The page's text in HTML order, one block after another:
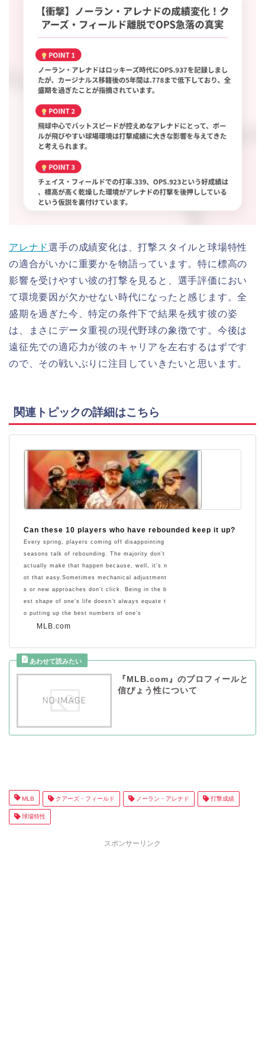
アレナド選手の成績変化は、打撃スタイルと球場特性
の適合がいかに重要かを物語っています。特に標高の
影響を受けやすい彼の打撃を見ると、選手評価におい
て環境要因が欠かせない時代になったと感じます。全
盛期を過ぎた今、特定の条件下で結果を残す彼の姿
は、まさにデータ重視の現代野球の象徴です。今後は
遠征先での適応力が彼のキャリアを左右するはずです
ので、その戦いぶりに注目していきたいと思います。
関連トピックの詳細はこちら
MLB.com
Can these 10 players who have rebounded keep it up?
Every spring, players coming off disappointing
seasons talk of rebounding. The majority don’t
actually make that happen because, well, it’s n
ot that easy.Sometimes mechanical adjustment
s or new approaches don’t click. Being in the b
est shape of one’s life doesn’t always equate t
o putting up the best numbers of one’s
『MLB.com』のプロフィールと
信ぴょう性について
MLB クアーズ・フィールド ノーラン・アレナド 打撃成績
球場特性
スポンサーリンク